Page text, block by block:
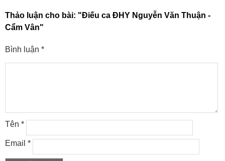
Thảo luận cho bài: "Điếu ca ĐHY Nguyễn Văn Thuận -
Cẩm Vân"
Bình luận *
Tên *
Email *